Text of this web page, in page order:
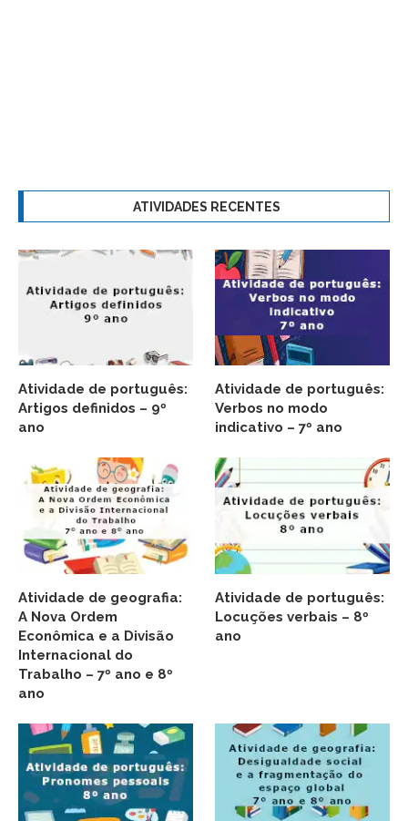
ATIVIDADES RECENTES
Atividade de português:
Artigos definidos – 9º
ano
Atividade de português:
Verbos no modo
indicativo – 7º ano
Atividade de geografia:
A Nova Ordem
Econômica e a Divisão
Internacional do
Trabalho – 7º ano e 8º
ano
Atividade de português:
Locuções verbais – 8º
ano